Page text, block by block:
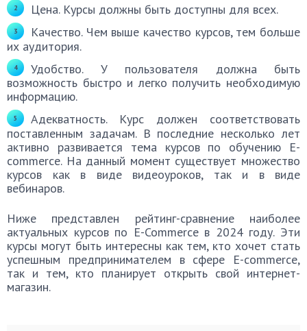
Цена. Курсы должны быть доступны для всех.
Качество. Чем выше качество курсов, тем больше
их аудитория.
Удобство. У пользователя должна быть
возможность быстро и легко получить необходимую
информацию.
Адекватность. Курс должен соответствовать
поставленным задачам. В последние несколько лет
активно развивается тема курсов по обучению E-
commerce. На данный момент существует множество
курсов как в виде видеоуроков, так и в виде
вебинаров.
Ниже представлен рейтинг-cравнение наиболее
актуальных курсов по E-Commerce в 2024 году. Эти
курсы могут быть интересны как тем, кто хочет стать
успешным предпринимателем в сфере E-commerce,
так и тем, кто планирует открыть свой интернет-
магазин.